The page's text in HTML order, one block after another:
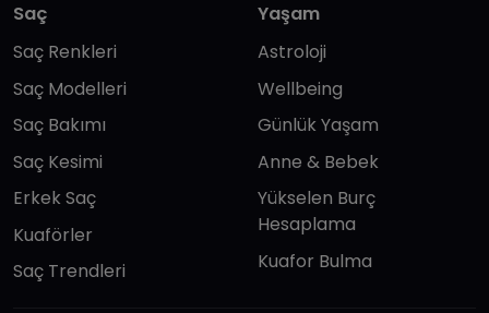
Saç
Saç Renkleri
Saç Modelleri
Saç Bakımı
Saç Kesimi
Erkek Saç
Kuaförler
Saç Trendleri
Yaşam
Astroloji
Wellbeing
Günlük Yaşam
Anne & Bebek
Yükselen Burç
Hesaplama
Kuafor Bulma